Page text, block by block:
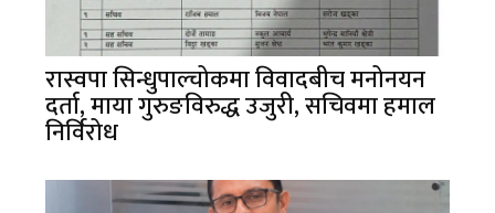
रास्वपा सिन्धुपाल्चोकमा विवादबीच मनोनयन
दर्ता, माया गुरुङविरुद्ध उजुरी, सचिवमा हमाल
निर्विरोध